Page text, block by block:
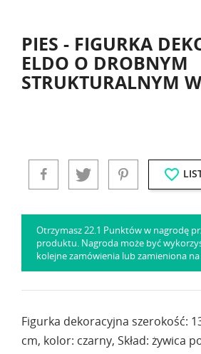
PIES - FIGURKA
ELDO O DROBNYM
STRUKTURALNYM
favorite_border
Otrzymasz 22.1 Punktów w nagrodę
produktu. Nagroda może być
kolejne zamówienia lub zamieniona
Figurka dekoracyjna szerokość:
cm, kolor: czarny, Skład: żywica